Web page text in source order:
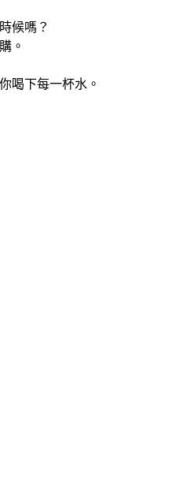
候嗎？
。
喝下每一杯水。